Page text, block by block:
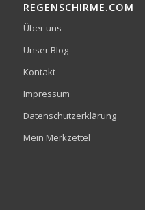
REGENSCHIRME.COM
Über uns
Unser Blog
Kontakt
Impressum
Datenschutzerklärung
Mein Merkzettel